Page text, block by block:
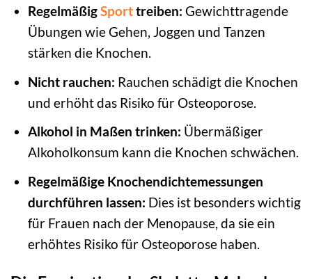
RegelmäßigSporttreiben: Gewichttragende
Übungen wie Gehen, Joggen und Tanzen
stärken die Knochen.
Nicht rauchen: Rauchen schädigt die Knochen
und erhöht das Risiko für Osteoporose.
Alkohol in Maßen trinken: Übermäßiger
Alkoholkonsum kann die Knochen schwächen.
Regelmäßige Knochendichtemessungen
durchführen lassen: Dies ist besonders wichtig
für Frauen nach der Menopause, da sie ein
erhöhtes Risiko für Osteoporose haben.